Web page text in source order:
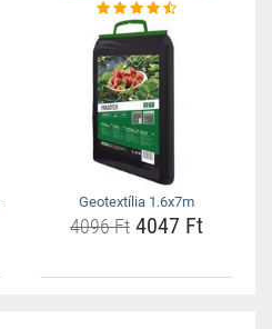
Geotextília 1.6x7m
4096 Ft 4047 Ft